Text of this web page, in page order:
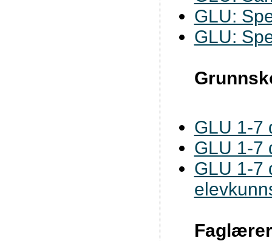
GLU:
GLU:
GLU 1-7
GLU 1-7
GLU 1-7